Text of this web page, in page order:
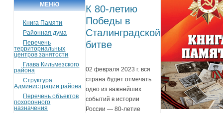
МЕНЮ
Книга Памяти
Районная дума
Перечень
территориальных
центров занятости
Глава Кильмезского
района
Структура
Администрации района
Перечень объектов
похоронного
назначения
К 80-летию
Победы в
Сталинградской
битве
02 февраля 2023 г. вся
страна будет отмечать
одно из важнейших
событий в истории
России — 80-летие